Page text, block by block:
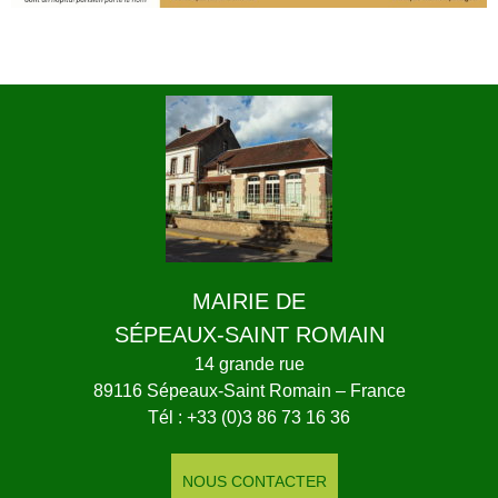
MAIRIE DE
SÉPEAUX-SAINT ROMAIN
14 grande rue
89116 Sépeaux-Saint Romain – France
Tél : +33 (0)3 86 73 16 36
NOUS CONTACTER